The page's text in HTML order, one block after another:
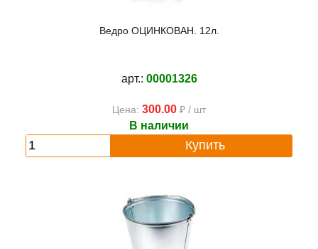
Ведро ОЦИНКОВАН. 12л.
арт.: 00001326
Цена: 300.00 ₽ / шт
В наличии
Купить